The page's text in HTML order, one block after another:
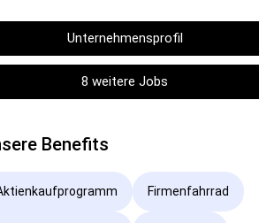
Unternehmensprofil
8 weitere Jobs
Benefits
Firmenfahrrad